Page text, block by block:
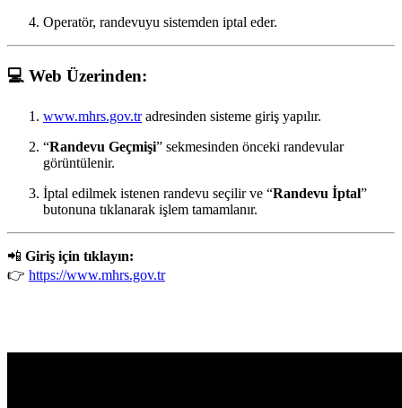
Operatör, randevuyu sistemden iptal eder.
💻 Web Üzerinden:
www.mhrs.gov.tradresinden sisteme giriş yapılır.
“Randevu Geçmişi” sekmesinden önceki randevular
görüntülenir.
İptal edilmek istenen randevu seçilir ve “Randevu İptal”
butonuna tıklanarak işlem tamamlanır.
📲 Giriş için tıklayın:
👉 https://www.mhrs.gov.tr